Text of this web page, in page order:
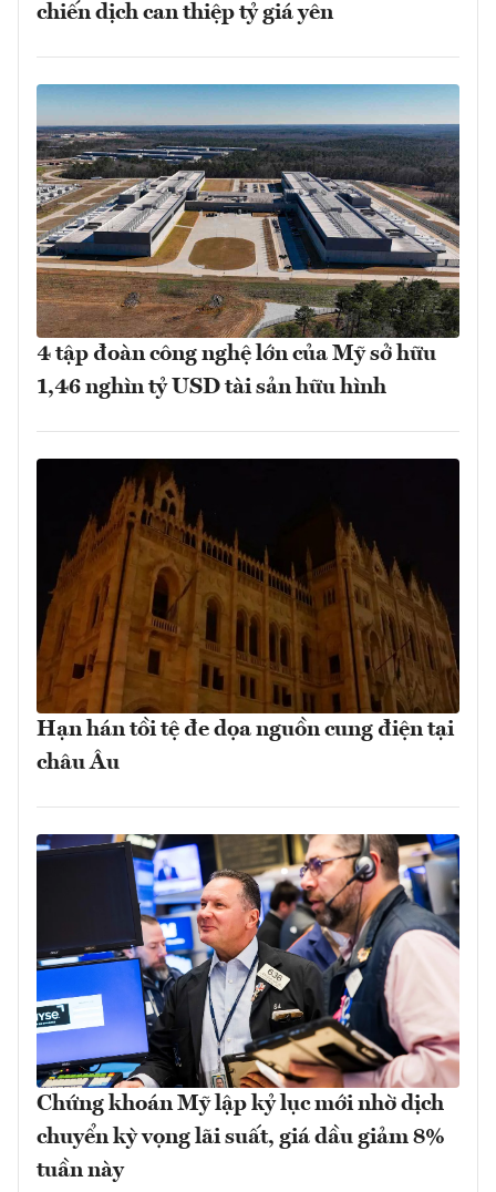
chiến dịch can thiệp tỷ giá yên
4 tập đoàn công nghệ lớn của Mỹ sở hữu
1,46 nghìn tỷ USD tài sản hữu hình
Hạn hán tồi tệ đe dọa nguồn cung điện tại
châu Âu
Chứng khoán Mỹ lập kỷ lục mới nhờ dịch
chuyển kỳ vọng lãi suất, giá dầu giảm 8%
tuần này